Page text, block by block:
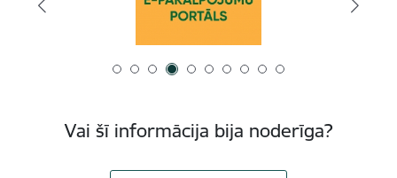
Vai šī informācija bija noderīga?